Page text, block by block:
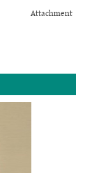
Attachment